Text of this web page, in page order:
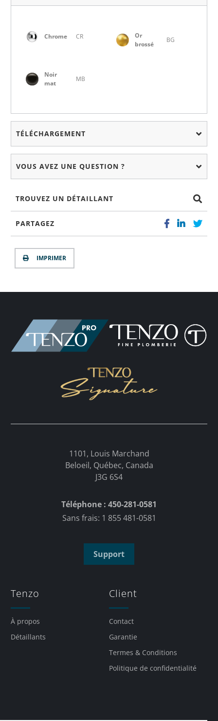
Chrome CR
Or
brossé
BG
Noir
mat
MB
TÉLÉCHARGEMENT
VOUS AVEZ UNE QUESTION ?
TROUVEZ UN DÉTAILLANT
PARTAGEZ
IMPRIMER
1101, Louis Marchand
Beloeil, Québec, Canada
J3G 6S4
Téléphone : 450-281-0581
Sans frais: 1 855 481-0581
Support
Tenzo
À propos
Détaillants
Client
Contact
Garantie
Termes & Conditions
Politique de confidentialité